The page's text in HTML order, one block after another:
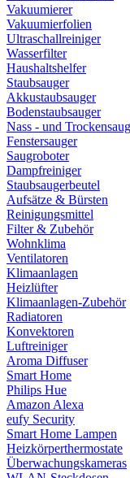
Vakuumierer
Vakuumierfolien
Ultraschallreiniger
Wasserfilter
Haushaltshelfer
Staubsauger
Akkustaubsauger
Bodenstaubsauger
Nass - und
Fenstersauger
Saugroboter
Dampfreiniger
Staubsaugerbeutel
Aufsätze & Bürsten
Reinigungsmittel
Filter & Zubehör
Wohnklima
Ventilatoren
Klimaanlagen
Heizlüfter
Klimaanlagen-Zubehör
Radiatoren
Konvektoren
Luftreiniger
Aroma Diffuser
Smart Home
Philips Hue
Amazon Alexa
eufy Security
Smart Home Lampen
Heizkörperthermostate
Überwachungskameras